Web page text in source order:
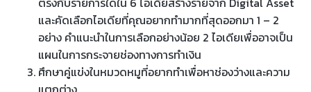
และคัดเลือกไอเดียที่คุณอยากทำมากที่สุดออกมา 1 – 2
อย่าง คำแนะนำในการเลือกอย่างน้อย 2 ไอเดียเพื่ออาจเป็น
แผนในการกระจายช่องทางการทำเงิน
ศึกษาคู่แข่งในหมวดหมูที่อยากทำเพื่อหาช่องว่างและความ